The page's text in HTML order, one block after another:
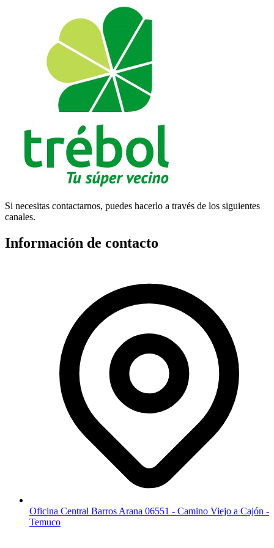
Si necesitas contactarnos, puedes hacerlo a través de los siguientes
canales.
Información de contacto
Oficina Central Barros Arana 06551 - Camino Viejo a Cajón -
Temuco